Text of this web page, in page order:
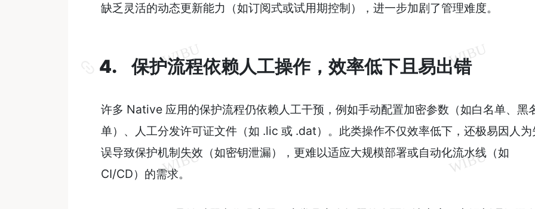
缺乏灵活的动态更新能力（如订阅式或试用期控制），进一步加剧了管理难度。
4. 保护流程依赖人工操作，效率低下且易出错
许多 Native 应用的保护流程仍依赖人工干预，例如手动配置加密参数（如白名单、黑
单）、人工分发许可证文件（如 .lic 或 .dat）。此类操作不仅效率低下，还极易因人为
误导致保护机制失效（如密钥泄漏），更难以适应大规模部署或自动化流水线（如
CI/CD）的需求。